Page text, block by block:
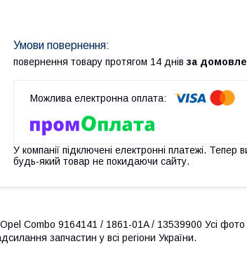
повернення товару протягом 14 днів за
У компанії підключені електронні платежі. Тепер
будь-який товар не покидаючи сайту.
Opel Combo 9164141 / 1861-01A / 13539900 Усі фото
запчастин у всі регіони України.